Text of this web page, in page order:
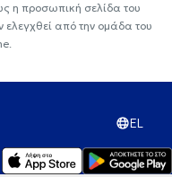
η προσωπική σελίδα του
ελεγχθεί από την ομάδα του
EL